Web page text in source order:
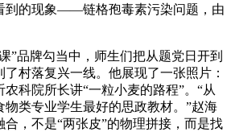
到的现象——链格孢毒素污染问题，由
品牌勾当中，师生们把从题党日开到
村落复兴一线。他展现了一张照片：
科院所长讲“一粒小麦的路程”。“从
类专业学生最好的思政教材。”赵海
合，不是“两张皮”的物理拼接，而是找